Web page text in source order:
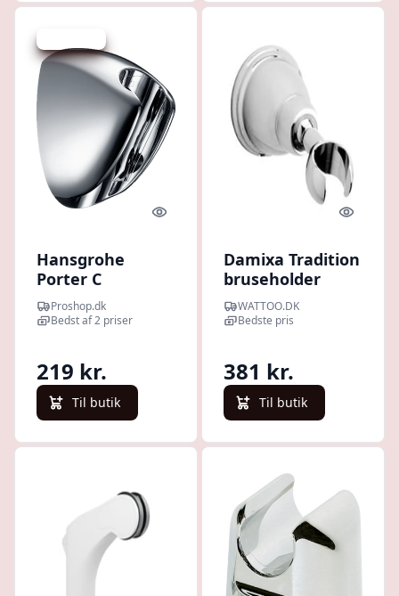
Quick look
Hansgrohe
Porter C
bruserholder,
krom
Proshop.dk
Bedst af 2 priser
219 kr.
Til butik
Quick
Damixa Tradition
bruseholder
WATTOO.DK
Bedste pris
381 kr.
Til butik